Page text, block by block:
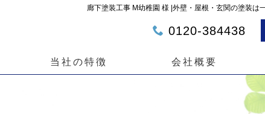
廊下塗装工事 M幼稚園 様 |外壁・屋根・玄関の塗装は
0120-384438
当社の特徴 会社概要